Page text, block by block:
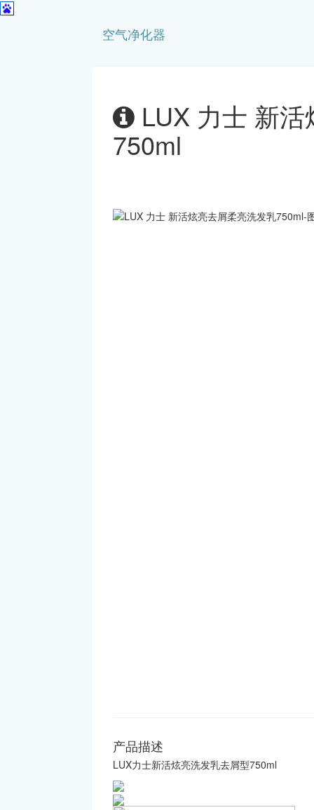
空气净化器
LUX 力士 新
750ml
产品描述
LUX力士新活炫亮洗发乳去屑型750ml